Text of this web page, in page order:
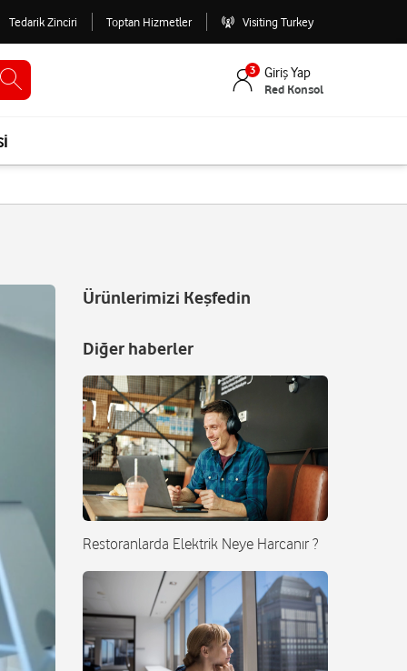
Tedarik Zinciri Toptan Hizmetler Visiting Turkey
3 Giriş Yap
Red Konsol
Ürünlerimizi Keşfedin
Diğer haberler
Restoranlarda Elektrik Neye Harcanır ?